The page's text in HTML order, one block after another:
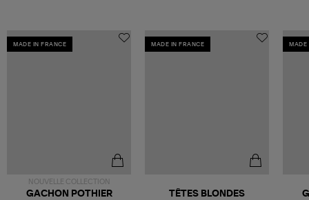
MADE IN FRANCE
NOUVELLE COLLECTION
GACHON POTHIER
MADE IN FRANCE
TÊTES BLONDES
MADE